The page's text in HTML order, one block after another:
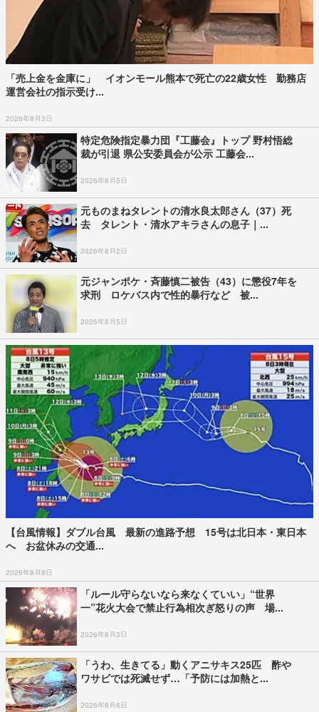
「売上金を金庫に」 イオンモール熊本で死亡の22歳女性 勤務店
運営会社の指示受け...
2026年8月3日
特定危険指定暴力団『工藤会』トップ 野村悟総
裁が引退 県公安委員会が公示 工藤会...
2026年8月5日
元ものまねタレントの清水良太郎さん（37）死
去 タレント・清水アキラさんの息子｜...
2026年8月2日
元ジャンポケ・斉藤慎二被告（43）に懲役7年を
求刑 ロケバス内で性的暴行など 被...
2026年8月5日
【台風情報】ダブル台風 最新の進路予想 15号は北日本・東日本
へ お盆休みの交通...
2026年8月8日
「ルール守らないなら来なくていい」“世界
一”花火大会で禁止行為相次ぎ怒りの声 場...
2026年8月3日
「うわ、生きてる」動くアニサキス25匹 酢や
ワサビでは死滅せず…「予防には加熱と...
2026年8月6日